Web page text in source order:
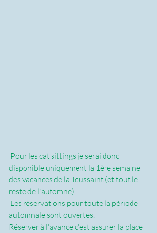
Pour les cat sittings je serai donc
disponible uniquement la 1ère semaine
des vacances de la Toussaint (et tout le
reste de l'automne).
Les réservations pour toute la période
automnale sont ouvertes.
Réserver à l'avance c'est assurer la place